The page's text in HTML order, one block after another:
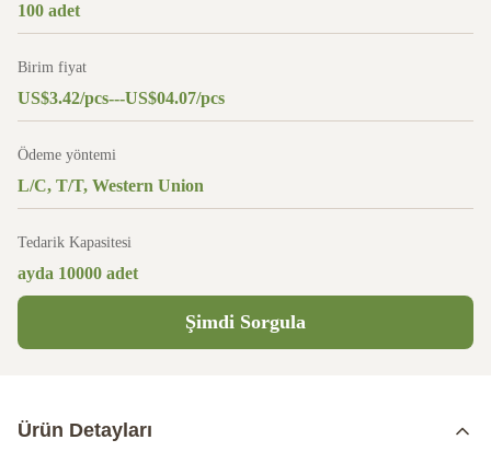
100 adet
Birim fiyat
US$3.42/pcs---US$04.07/pcs
Ödeme yöntemi
L/C, T/T, Western Union
Tedarik Kapasitesi
ayda 10000 adet
Şimdi Sorgula
Ürün Detayları